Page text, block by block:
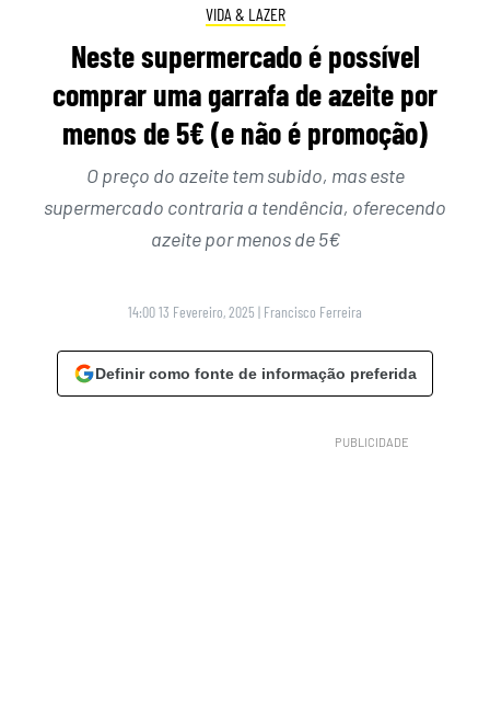
VIDA & LAZER
Neste supermercado é possível
comprar uma garrafa de azeite por
menos de 5€ (e não é promoção)
O preço do azeite tem subido, mas este
supermercado contraria a tendência, oferecendo
azeite por menos de 5€
14:00 13 Fevereiro, 2025 | Francisco Ferreira
Definir como fonte de informação preferida